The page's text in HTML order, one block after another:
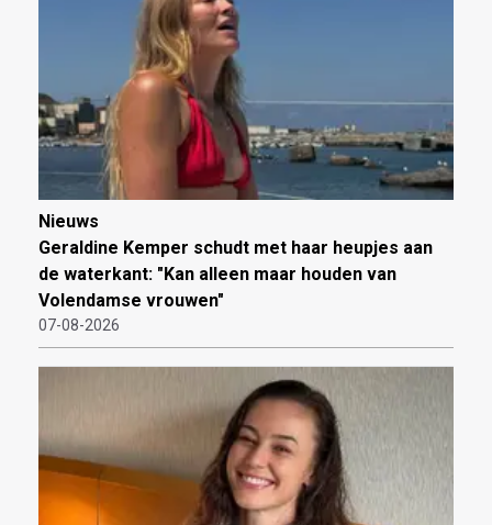
Nieuws
Geraldine Kemper schudt met haar heupjes aan
de waterkant: "Kan alleen maar houden van
Volendamse vrouwen"
07-08-2026